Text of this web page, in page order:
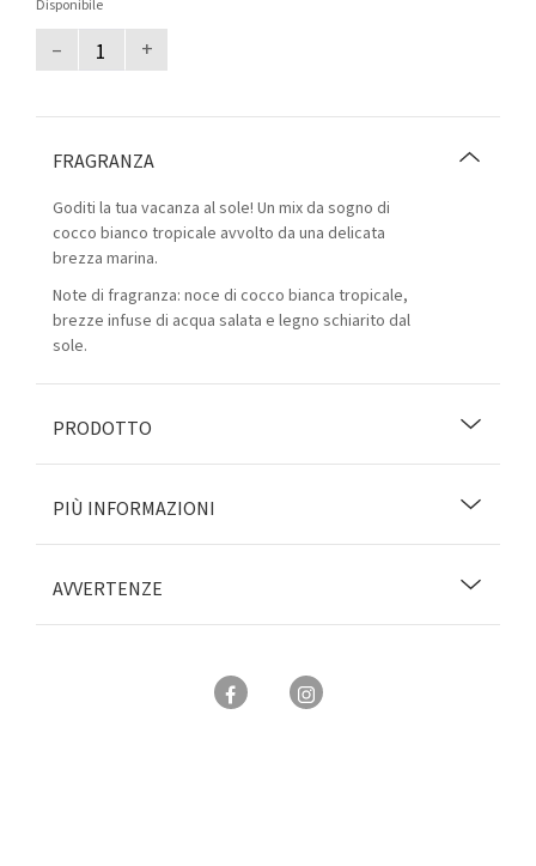
Disponibile
– +
FRAGRANZA
Goditi la tua vacanza al sole! Un mix da sogno di
cocco bianco tropicale avvolto da una delicata
brezza marina.
Note di fragranza: noce di cocco bianca tropicale,
brezze infuse di acqua salata e legno schiarito dal
sole.
PRODOTTO
PIÙ INFORMAZIONI
AVVERTENZE